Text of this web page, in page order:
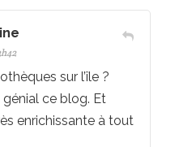
sur l’île ?
génial ce blog. Et
enrichissante à tout